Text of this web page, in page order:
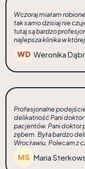
Wczoraj miałam
tak samo dzisiaj nie
tutaj są bardzo
najlepsza klinika w
Weronika
Profesjonalne
delikatność Pani doktor
pacjentów. Pani doktor
zębem. Była bardzo
Wrocławiu. Polecam z
Maria